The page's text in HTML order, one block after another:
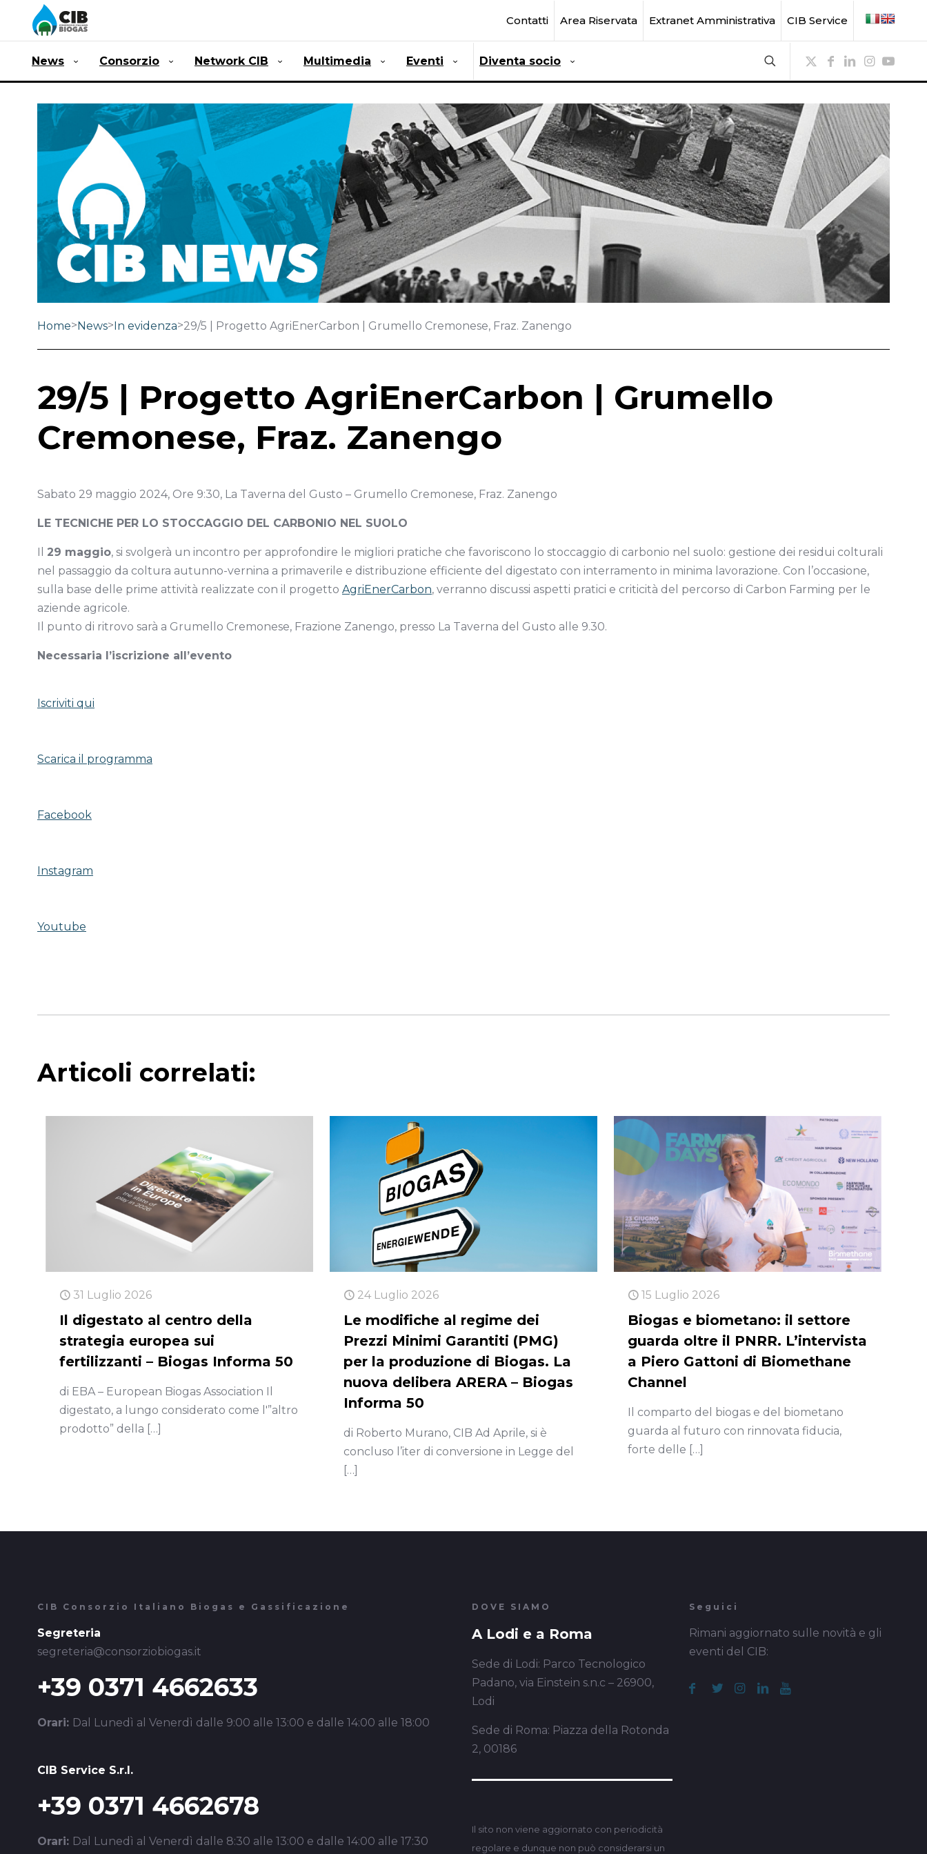
Contatti Area Riservata Extranet Amministrativa CIB Service
News Consorzio Network CIB Multimedia Eventi Diventa socio
Home>News>In evidenza>29/5 | Progetto AgriEnerCarbon | Grumello Cremonese, Fraz. Zanengo
29/5 | Progetto AgriEnerCarbon | Grumello
Cremonese, Fraz. Zanengo
Sabato 29 maggio 2024, Ore 9:30, La Taverna del Gusto – Grumello Cremonese, Fraz. Zanengo
LE TECNICHE PER LO STOCCAGGIO DEL CARBONIO NEL SUOLO
Il 29 maggio, si svolgerà un incontro per approfondire le migliori pratiche che favoriscono lo stoccaggio di carbonio nel suolo: gestione dei residui colturali
nel passaggio da coltura autunno-vernina a primaverile e distribuzione efficiente del digestato con interramento in minima lavorazione. Con l’occasione,
sulla base delle prime attività realizzate con il progetto AgriEnerCarbon, verranno discussi aspetti pratici e criticità del percorso di Carbon Farming per le
aziende agricole.
Il punto di ritrovo sarà a Grumello Cremonese, Frazione Zanengo, presso La Taverna del Gusto alle 9.30.
Necessaria l’iscrizione all’evento
Iscriviti qui
Scarica il programma
Facebook
Instagram
Youtube
Articoli correlati:
31 Luglio 2026
Il digestato al centro della
strategia europea sui
fertilizzanti – Biogas Informa 50
di EBA – European Biogas Association Il
digestato, a lungo considerato come l'”altro
prodotto” della […]
24 Luglio 2026
Le modifiche al regime dei
Prezzi Minimi Garantiti (PMG)
per la produzione di Biogas. La
nuova delibera ARERA – Biogas
Informa 50
di Roberto Murano, CIB Ad Aprile, si è
concluso l’iter di conversione in Legge del
[…]
15 Luglio 2026
Biogas e biometano: il settore
guarda oltre il PNRR. L’intervista
a Piero Gattoni di Biomethane
Channel
Il comparto del biogas e del biometano
guarda al futuro con rinnovata fiducia,
forte delle […]
CIB Consorzio Italiano Biogas e Gassificazione
Segreteria
segreteria@consorziobiogas.it
+39 0371 4662633
Orari: Dal Lunedì al Venerdì dalle 9:00 alle 13:00 e dalle 14:00 alle 18:00
CIB Service S.r.l.
+39 0371 4662678
Orari: Dal Lunedì al Venerdì dalle 8:30 alle 13:00 e dalle 14:00 alle 17:30
DOVE SIAMO
A Lodi e a Roma
Sede di Lodi: Parco Tecnologico
Padano, via Einstein s.n.c – 26900,
Lodi
Sede di Roma: Piazza della Rotonda
2, 00186
Il sito non viene aggiornato con periodicità
regolare e dunque non può considerarsi un
Seguici
Rimani aggiornato sulle novità e gli
eventi del CIB: